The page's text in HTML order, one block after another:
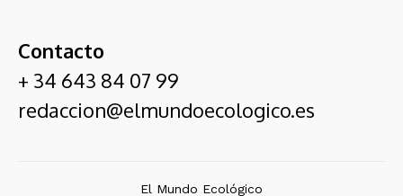
Contacto
+ 34 643 84 07 99
redaccion@elmundoecologico.es
El Mundo Ecológico